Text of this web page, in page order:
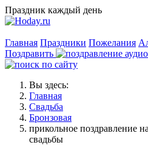
Праздник каждый день
Главная Праздники Пожелания
Поздравить
Вы здесь:
Главная
Свадьба
Бронзовая
прикольное поздравление
свадьбы